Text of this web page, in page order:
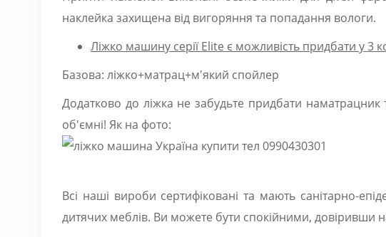
наклейка захищена від вигоряння та попадання вологи.
Ліжко машину серії Elite є можливість придбати у 3
Базова: ліжко+матрац+м'який спойлер
Додатково до ліжка не забудьте придбати
об'ємні! Як на фото:
Всі наші вироби сертифіковані та мають санітарно-
дитячих меблів. Ви можете бути спокійними, довіривши